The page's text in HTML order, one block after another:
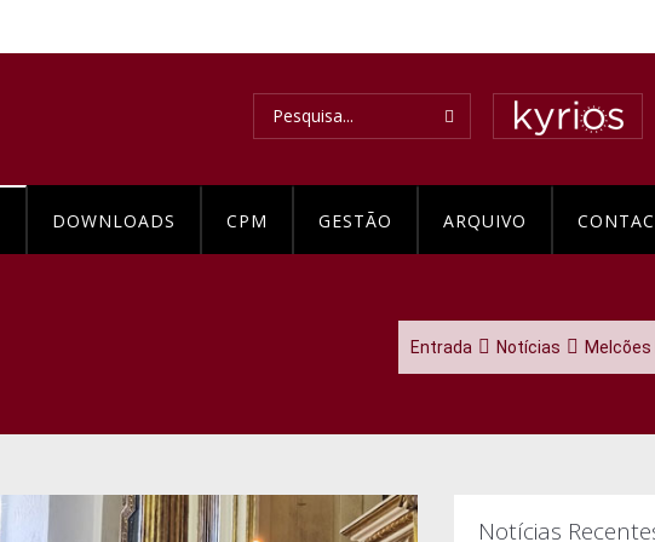
DOWNLOADS CPM GESTÃO ARQUIVO
Entrada Notícias
Notícias